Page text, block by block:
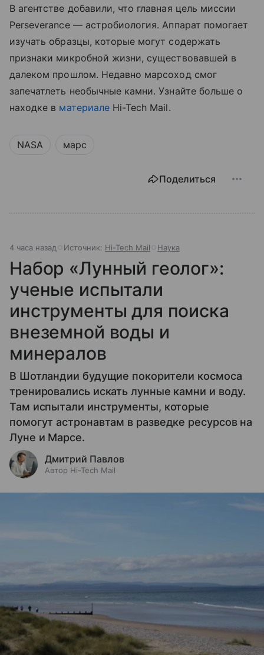
В агентстве добавили, что главная цель миссии
Perseverance — астробиология. Аппарат помогает
изучать образцы, которые могут содержать
признаки микробной жизни, существовавшей в
далеком прошлом. Недавно марсоход смог
запечатлеть необычные камни. Узнайте больше о
находке в материалеHi-Tech Mail.
NASA марс
Поделиться
4 часа назад Источник: Hi-Tech Mail Наука
Набор «Лунный геолог»:
ученые испытали
инструменты для поиска
внеземной воды и
минералов
В Шотландии будущие покорители космоса
тренировались искать лунные камни и воду.
Там испытали инструменты, которые
помогут астронавтам в разведке ресурсов на
Луне и Марсе.
Дмитрий Павлов
Автор Hi-Tech Mail